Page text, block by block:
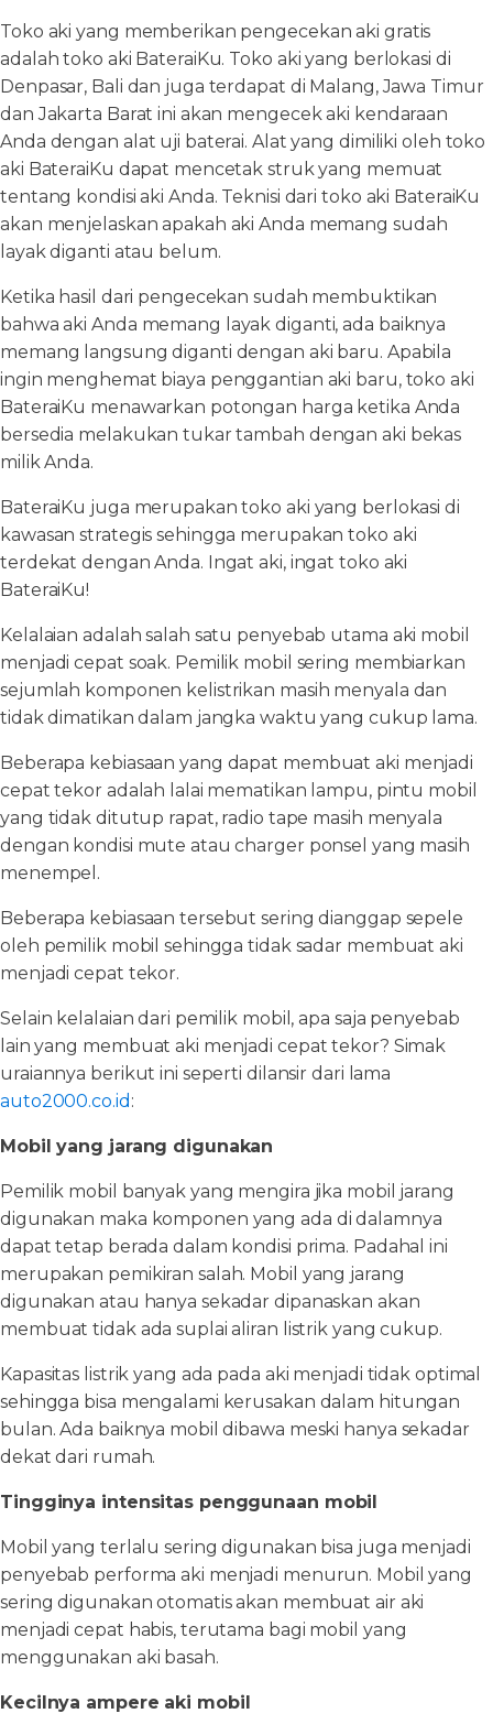
Toko aki yang memberikan pengecekan aki gratis
adalah toko aki BateraiKu. Toko aki yang berlokasi di
Denpasar, Bali dan juga terdapat di Malang, Jawa Timur
dan Jakarta Barat ini akan mengecek aki kendaraan
Anda dengan alat uji baterai. Alat yang dimiliki oleh toko
aki BateraiKu dapat mencetak struk yang memuat
tentang kondisi aki Anda. Teknisi dari toko aki BateraiKu
akan menjelaskan apakah aki Anda memang sudah
layak diganti atau belum.
Ketika hasil dari pengecekan sudah membuktikan
bahwa aki Anda memang layak diganti, ada baiknya
memang langsung diganti dengan aki baru. Apabila
ingin menghemat biaya penggantian aki baru, toko aki
BateraiKu menawarkan potongan harga ketika Anda
bersedia melakukan tukar tambah dengan aki bekas
milik Anda.
BateraiKu juga merupakan toko aki yang berlokasi di
kawasan strategis sehingga merupakan toko aki
terdekat dengan Anda. Ingat aki, ingat toko aki
BateraiKu!
Kelalaian adalah salah satu penyebab utama aki mobil
menjadi cepat soak. Pemilik mobil sering membiarkan
sejumlah komponen kelistrikan masih menyala dan
tidak dimatikan dalam jangka waktu yang cukup lama.
Beberapa kebiasaan yang dapat membuat aki menjadi
cepat tekor adalah lalai mematikan lampu, pintu mobil
yang tidak ditutup rapat, radio tape masih menyala
dengan kondisi mute atau charger ponsel yang masih
menempel.
Beberapa kebiasaan tersebut sering dianggap sepele
oleh pemilik mobil sehingga tidak sadar membuat aki
menjadi cepat tekor.
Selain kelalaian dari pemilik mobil, apa saja penyebab
lain yang membuat aki menjadi cepat tekor? Simak
uraiannya berikut ini seperti dilansir dari lama
auto2000.co.id :
Mobil yang jarang digunakan
Pemilik mobil banyak yang mengira jika mobil jarang
digunakan maka komponen yang ada di dalamnya
dapat tetap berada dalam kondisi prima. Padahal ini
merupakan pemikiran salah. Mobil yang jarang
digunakan atau hanya sekadar dipanaskan akan
membuat tidak ada suplai aliran listrik yang cukup.
Kapasitas listrik yang ada pada aki menjadi tidak optimal
sehingga bisa mengalami kerusakan dalam hitungan
bulan. Ada baiknya mobil dibawa meski hanya sekadar
dekat dari rumah.
Tingginya intensitas penggunaan mobil
Mobil yang terlalu sering digunakan bisa juga menjadi
penyebab performa aki menjadi menurun. Mobil yang
sering digunakan otomatis akan membuat air aki
menjadi cepat habis, terutama bagi mobil yang
menggunakan aki basah.
Kecilnya ampere aki mobil